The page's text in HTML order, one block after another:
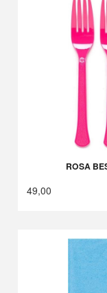
ROSA
49,00